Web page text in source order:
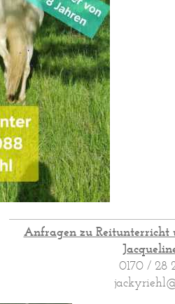
Anfragen zu Reitunterricht
0170 / 28